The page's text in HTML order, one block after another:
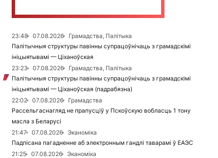
23:48 07.08.2026
Грамадства, Палітыка
Палітычныя структуры павінны супрацоўнічаць з грамадскімі
ініцыятывамі — Ціханоўская
23:23
07.08.2026
Грамадства, Палітыка
Палітычныя структуры павінны супрацоўнічаць з грамадскімі
ініцыятывамі — Ціханоўская (падрабязна)
22:02
07.08.2026
Грамадства
Рассельгаснагляд не прапусціў у Пскоўскую вобласць 1 тону
масла з Беларусі
21:47
07.08.2026
Эканоміка
Падпісана пагадненне аб электронным гандлі таварамі ў ЕАЭС
21:25
07.08.2026
Эканоміка